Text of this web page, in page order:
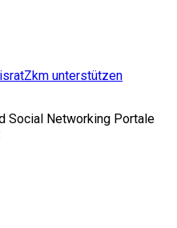
Zkm unterstützen
Social Networking Portale